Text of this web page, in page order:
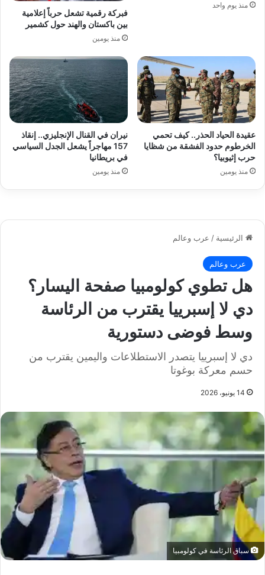
منذ يوم واحد
فبركة رقمية تشعل حرباً إعلامية
بين باكستان والهند حول كشمير
منذ يومين
عقيدة الحياد الحذر.. كيف تحمي
الخرطوم حدود الفشقة من شظايا
حرب إثيوبيا؟
منذ يومين
نيران في القنال الإنجليزي.. إنقاذ
157 مهاجراً يشعل الجدل السياسي
في بريطانيا
منذ يومين